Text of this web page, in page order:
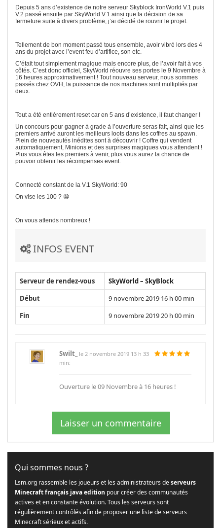
Depuis 5 ans d’existence de notre serveur Skyblock IronWorld V.1 puis
V.2 passé ensuite par SkyWorld V.1 ainsi que la décision de sa
fermeture suite à divers problème, j’ai décidé de rouvrir le projet.
Tellement de bon moment passé tous ensemble, avoir vibré lors des 4
ans du projet avec l’event feu d’artifice, son etc.
C’était tout simplement magique mais encore plus, de l’avoir fait à vos
côtés. C’est donc officiel, SkyWorld réouvre ses portes le 9 Novembre à
16 heures approximativement ! Tout nouveau serveur, nous sommes
passés chez OVH, la puissance de nos machines sont multipliés par
deux.
Tout a été entièrement reset car en 5 ans d’existence, il faut changer !
Un concours pour gagner à grade à l’ouverture seras fait, ainsi que les
premiers arrivé auront les meilleurs loots dans les coffres au spawn.
Plein de nouveautés inédites sont à découvrir ! Coffre qui vendent
automatiquement, Minions et des surprises magiques vous attendent !
Plus vous êtes les premiers à venir, plus vous aurez la chance de
pouvoir obtenir les récompenses event.
Connecté constant de la V.1 SkyWorld: 90
On vise les 100 ? 😀
On vous attends nombreux !
INFOS EVENT
Serveur de rendez-vous
SkyWorld – SkyBlock
Début
9 novembre 2019 16 h 00 min
Fin
9 novembre 2019 20 h 00 min
Swilt_ le 2 novembre 2019 13 h 33
min:
Ouverture le 09 Novembre à 16 heures !
Laisser un commentaire
Qui sommes nous ?
Lsm.org rassemble les joueurs et les administrateurs deserveurs
Minecraft français java edition pour créer des communautés
actives et en constante évolution. Tous les serveurs sont
régulièrement contrôlés afin de proposer une liste de serveurs
Minecraft sérieux et actifs.